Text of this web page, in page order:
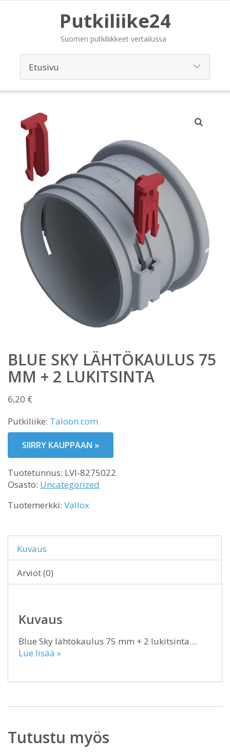
Putkiliike24
Suomen putkiliikkeet vertailussa
BLUE SKY LÄHTÖKAULUS 75
MM + 2 LUKITSINTA
6,20 €
Putkiliike: Taloon.com
SIIRRY KAUPPAAN »
Tuotetunnus: LVI-8275022
Osasto: Uncategorized
Tuotemerkki: Vallox
Kuvaus
Arviot (0)
Kuvaus
Blue Sky lähtökaulus 75 mm + 2 lukitsinta…
Lue lisää »
Tutustu myös